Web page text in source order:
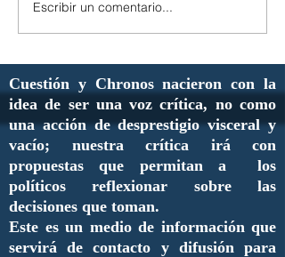
Escribir un comentario...
Cuestión y Chronos nacieron con la
idea de ser una voz crítica, no como
una acción de desprestigio visceral y
vacío; nuestra crítica irá con
propuestas que permitan a los
políticos reflexionar sobre las
decisiones que toman.
Este es un medio de información que
servirá de contacto y difusión para